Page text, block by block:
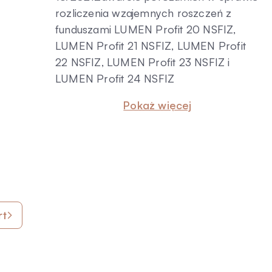
rozliczenia wzajemnych roszczeń z
funduszami LUMEN Profit 20 NSFIZ,
LUMEN Profit 21 NSFIZ, LUMEN Profit
22 NSFIZ, LUMEN Profit 23 NSFIZ i
LUMEN Profit 24 NSFIZ
Pokaż więcej